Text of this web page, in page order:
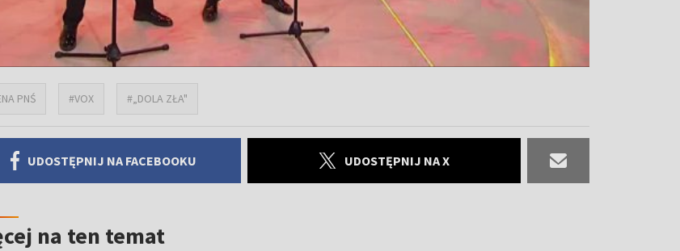
PNŚ #VOX #„DOLA ZŁA"
UDOSTĘPNIJ NA FACEBOOKU UDOSTĘPNIJ NA X
na ten temat